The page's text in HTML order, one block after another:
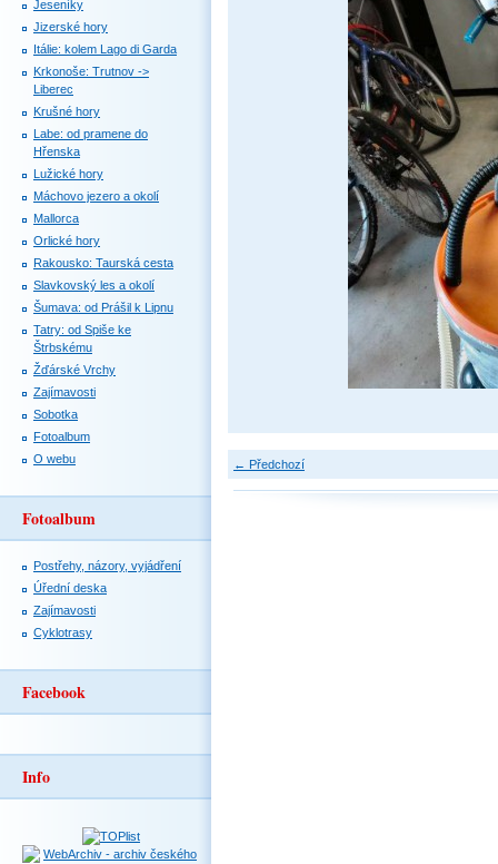
← Předchozí
Jeseníky
Jizerské hory
Itálie: kolem Lago di Garda
Krkonoše: Trutnov ->
Liberec
Krušné hory
Labe: od pramene do
Hřenska
Lužické hory
Máchovo jezero a okolí
Mallorca
Orlické hory
Rakousko: Taurská cesta
Slavkovský les a okolí
Šumava: od Prášil k Lipnu
Tatry: od Spiše ke
Štrbskému
Žďárské Vrchy
Zajímavosti
Sobotka
Fotoalbum
O webu
Fotoalbum
Postřehy, názory, vyjádření
Úřední deska
Zajímavosti
Cyklotrasy
Facebook
Info